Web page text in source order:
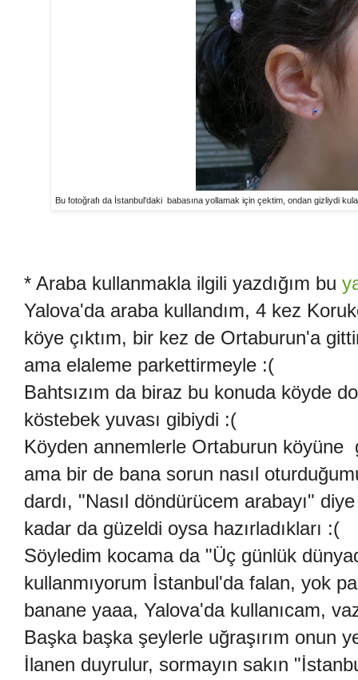
Bu fotoğrafı da İstanbul'daki babasına yollamak için çektim, ondan gizliydi
* Araba kullanmakla ilgili yazdığım bu
Yalova'da araba kullandım, 4 kez
köye çıktım, bir kez de Ortaburun'a
ama elaleme parkettirmeyle :(
Bahtsızım da biraz bu konuda köyde
köstebek yuvası gibiydi :(
Köyden annemlerle Ortaburun
ama bir de bana sorun nasıl
dardı, "Nasıl döndürücem arabayı"
kadar da güzeldi oysa hazırladıkları :(
Söyledim kocama da "Üç günlük
kullanmıyorum İstanbul'da falan, yok
banane yaaa, Yalova'da kullanıcam,
Başka başka şeylerle uğraşırım onun
İlanen duyrulur, sormayın sakın